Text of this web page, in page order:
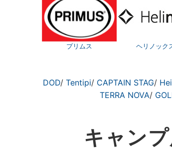
プリムス ヘリノック
DOD/ Tentipi/ CAPTAIN STAG/
TERRA NOVA/
キャン